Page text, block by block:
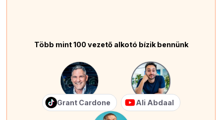
Több mint 100 vezető alkotó bízik bennünk
Grant Cardone Ali Abdaal